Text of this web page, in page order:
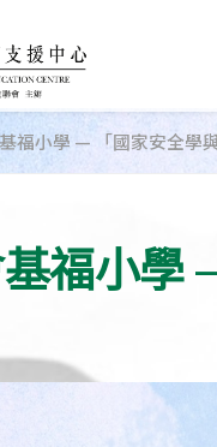
福小學 — 「國家安全學與
福小學